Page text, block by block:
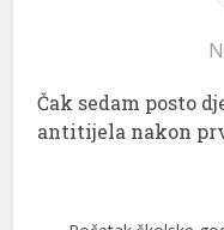
Čak sedam posto
antitijela nakon